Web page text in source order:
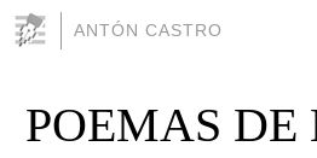
ANTÓN CASTRO
POEMAS